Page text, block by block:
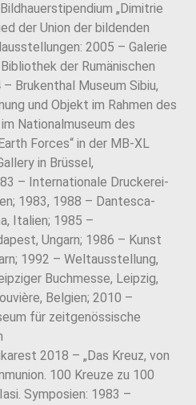
„Dimitrie
der Union der bildenden
2005 – Galerie
der Rumänischen
Brukenthal Museum Sibiu,
und Objekt im Rahmen des
Nationalmuseum des
Forces“ in der MB-XL
in Brüssel,
– Internationale Druckerei-
1983, 1988 – Dantesca-
Italien; 1985 –
Ungarn; 1986 – Kunst
1992 – Weltausstellung,
Buchmesse, Leipzig,
Belgien; 2010 –
für zeitgenössische
2018 – „Das Kreuz, von
100 Kreuze zu 100
Symposien: 1983 –